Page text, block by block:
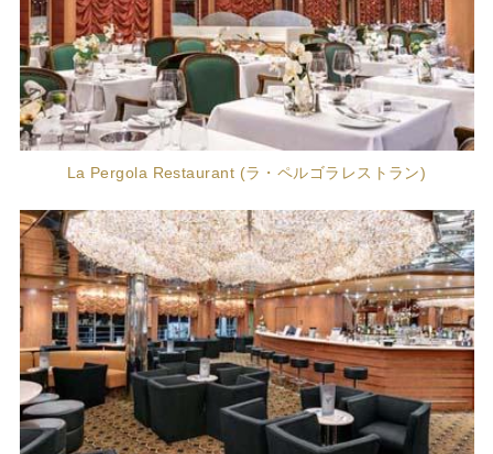
La Pergola Restaurant (ラ・ペルゴラレストラン)